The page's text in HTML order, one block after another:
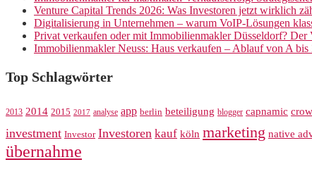
Venture Capital Trends 2026: Was Investoren jetzt wirklich
Digitalisierung in Unternehmen – warum VoIP-Lösungen
Privat verkaufen oder mit Immobilienmakler Düsseldorf? Der
Immobilienmakler Neuss: Haus verkaufen – Ablauf von A bis
Top Schlagwörter
2013 2014 2015 2017 analyse app berlin beteiligung blogger capnamic
investment Investor Investoren kauf köln marketing native
übernahme